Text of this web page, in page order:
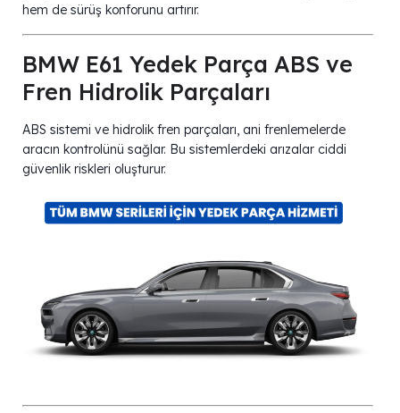
hem de sürüş konforunu artırır.
BMW E61 Yedek Parça ABS ve
Fren Hidrolik Parçaları
ABS sistemi ve hidrolik fren parçaları, ani frenlemelerde
aracın kontrolünü sağlar. Bu sistemlerdeki arızalar ciddi
güvenlik riskleri oluşturur.